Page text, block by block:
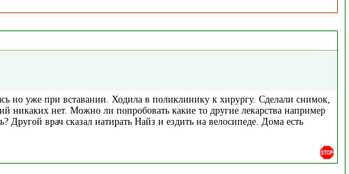
но уже при вставании. Ходила в поликлинику к хирургу. Сделали снимок,
никаких нет. Можно ли попробовать какие то другие лекарства например
врач сказал натирать Найз и ездить на велосипеде. Дома есть